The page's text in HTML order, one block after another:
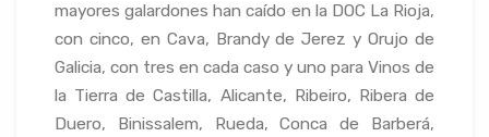
mayores galardones han caído en la DOC La Rioja,
con cinco, en Cava, Brandy de Jerez y Orujo de
Galicia, con tres en cada caso y uno para Vinos de
la Tierra de Castilla, Alicante, Ribeiro, Ribera de
Duero, Binissalem, Rueda, Conca de Barberá,